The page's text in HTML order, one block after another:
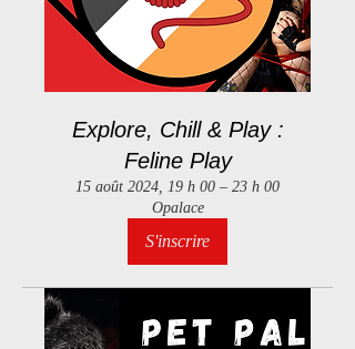
Explore, Chill & Play :
Feline Play
15 août 2024, 19 h 00 – 23 h 00
Opalace
S'inscrire